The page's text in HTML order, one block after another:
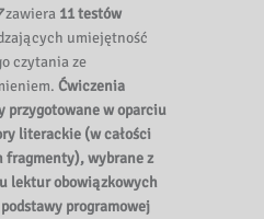
zawiera 11 testów
umiejętność
czytania ze
Ćwiczenia
przygotowane w oparciu
literackie (w całości
fragmenty), wybrane z
lektur obowiązkowych
programowej